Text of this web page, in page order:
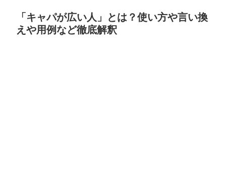
「キャパが広い人」とは？使い方や言い換
えや用例など徹底解釈